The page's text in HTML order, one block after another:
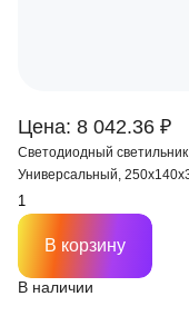
Цена: 8 042.36 ₽
Светодиодный
Универсальный,
В наличии
В корзину